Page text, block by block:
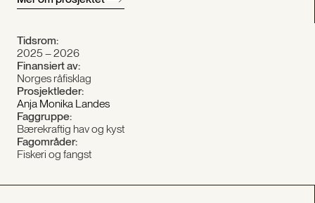
Tidsrom:
2025 – 2026
Finansiert av:
Norges råfisklag
Prosjektleder:
Anja Monika Landes
Faggruppe:
Bærekraftig hav og kyst
Fagområder:
Fiskeri og fangst